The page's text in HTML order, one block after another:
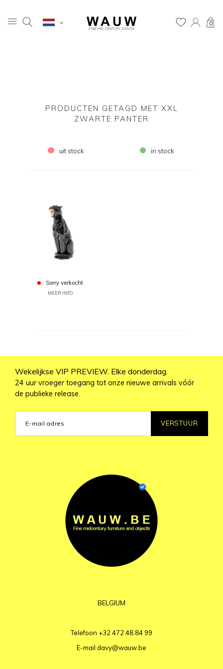
0
PRODUCTEN GETAGD MET XXL
ZWARTE PANTER
uit stock in stock
Sorry verkocht
MEER INFO
Wekelijkse VIP PREVIEW. Elke donderdag.
24 uur vroeger toegang tot onze nieuwe arrivals vóór
de publieke release.
VERSTUUR
BELGIUM
Telefoon +32 472 48 84 99
E-mail davy@wauw.be